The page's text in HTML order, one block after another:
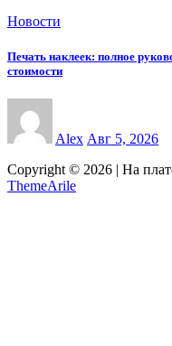
Новости
Печать наклеек: полное
стоимости
Alex Авг 5, 2026
Copyright © 2026 | На
ThemeArile